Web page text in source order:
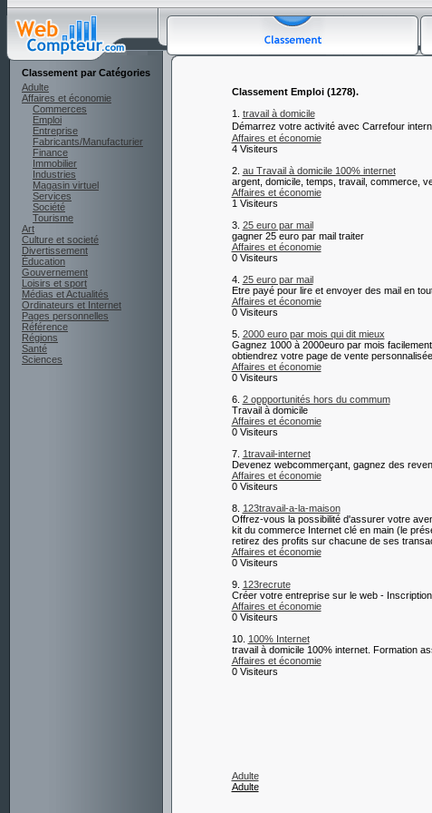
Classement par Catégories
Adulte
Affaires et économie
Commerces
Emploi
Entreprise
Fabricants/Manufacturier
Finance
Immobilier
Industries
Magasin virtuel
Services
Société
Tourisme
Art
Culture et societé
Divertissement
Éducation
Gouvernement
Loisirs et sport
Médias et Actualités
Ordinateurs et Internet
Pages personnelles
Référence
Régions
Santé
Sciences
Classement Emploi (1278).
1. travail à domicile
Démarrez votre activité avec Carrefour
Affaires et économie
4 Visiteurs
2. au Travail à domicile 100% internet
argent, domicile, temps, travail, commerce,
Affaires et économie
1 Visiteurs
3. 25 euro par mail
gagner 25 euro par mail traiter
Affaires et économie
0 Visiteurs
4. 25 euro par mail
Etre payé pour lire et envoyer des mail en
Affaires et économie
0 Visiteurs
5. 2000 euro par mois qui dit mieux
Gagnez 1000 à 2000euro par mois
obtiendrez votre page de vente
Affaires et économie
0 Visiteurs
6. 2 oppportunités hors du commum
Travail à domicile
Affaires et économie
0 Visiteurs
7. 1travail-internet
Devenez webcommerçant, gagnez des
Affaires et économie
0 Visiteurs
8. 123travail-a-la-maison
Offrez-vous la possibilité d'assurer votre
kit du commerce Internet clé en main (le
retirez des profits sur chacune de ses
Affaires et économie
0 Visiteurs
9. 123recrute
Créer votre entreprise sur le web -
Affaires et économie
0 Visiteurs
10. 100% Internet
travail à domicile 100% internet. Formation
Affaires et économie
0 Visiteurs
Adulte
Adulte